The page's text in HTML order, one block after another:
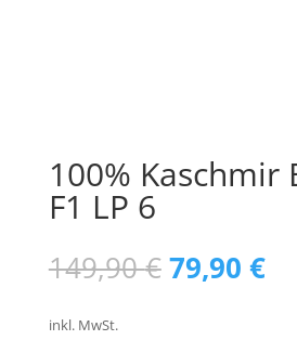
100% Kaschmir
F1 LP 6
149,90€
Preis
79,90 €
inkl. MwSt.